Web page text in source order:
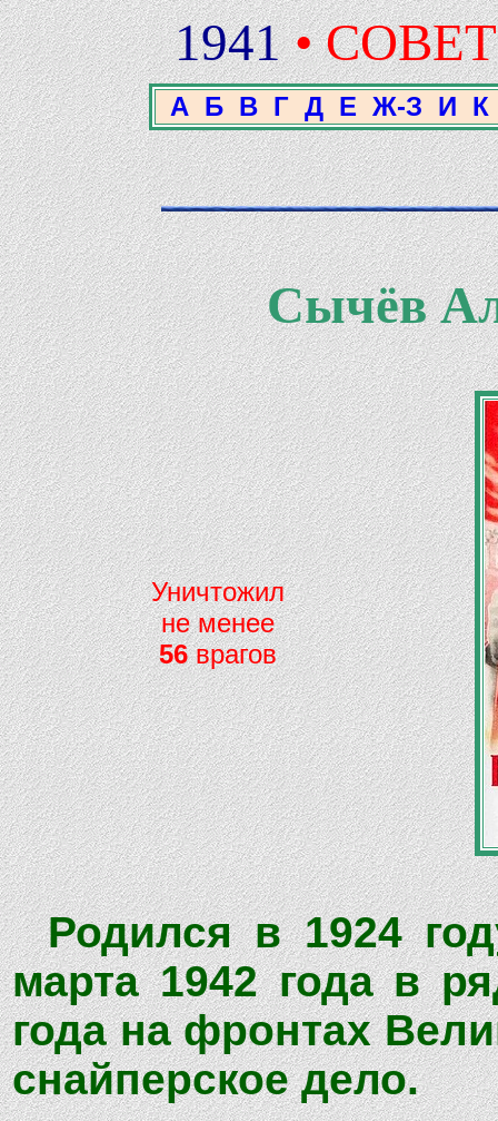
1941 •
А Б В Г Д Е Ж-З И К
Сычёв
Уничтожил
не менее
56врагов
Родился в 1924
марта 1942 года в
года на фронтах
снайперское дело.